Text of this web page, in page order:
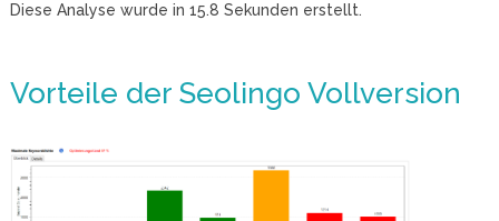
Diese Analyse wurde in 15.8 Sekunden erstellt.
Vorteile der Seolingo Vollversion